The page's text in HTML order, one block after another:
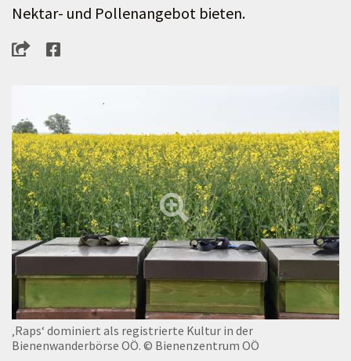
Nektar- und Pollenangebot bieten.
‚Raps‘ dominiert als registrierte Kultur in der
Bienenwanderbörse OÖ. © Bienenzentrum OÖ